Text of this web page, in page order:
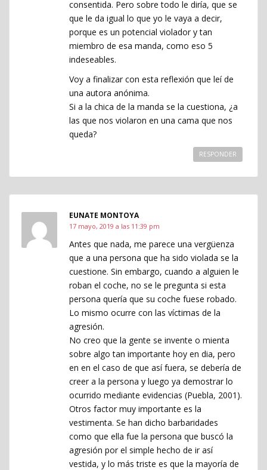
consentida. Pero sobre todo le diría, que se
que le da igual lo que yo le vaya a decir,
porque es un potencial violador y tan
miembro de esa manda, como eso 5
indeseables.
Voy a finalizar con esta reflexión que leí de
una autora anónima.
Si a la chica de la manda se la cuestiona, ¿a
las que nos violaron en una cama que nos
queda?
RESPONDER
EUNATE MONTOYA
17 mayo, 2019 a las 11:39 pm
Antes que nada, me parece una vergüenza
que a una persona que ha sido violada se la
cuestione. Sin embargo, cuando a alguien le
roban el coche, no se le pregunta si esta
persona quería que su coche fuese robado.
Lo mismo ocurre con las víctimas de la
agresión.
No creo que la gente se invente o mienta
sobre algo tan importante hoy en dia, pero
en en el caso de que así fuera, se debería de
creer a la persona y luego ya demostrar lo
ocurrido mediante evidencias (Puebla, 2001).
Otros factor muy importante es la
vestimenta. Se han dicho barbaridades
como que ella fue la persona que buscó la
agresión por el simple hecho de ir así
vestida, y lo más triste es que la mayoría de